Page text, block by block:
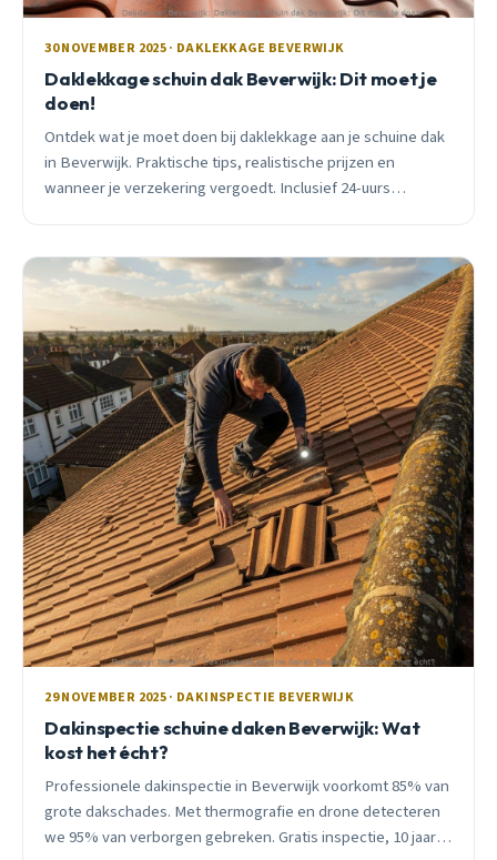
30 NOVEMBER 2025 · DAKLEKKAGE BEVERWIJK
Daklekkage schuin dak Beverwijk: Dit moet je
doen!
Ontdek wat je moet doen bij daklekkage aan je schuine dak
in Beverwijk. Praktische tips, realistische prijzen en
wanneer je verzekering vergoedt. Inclusief 24-uurs
29 NOVEMBER 2025 · DAKINSPECTIE BEVERWIJK
Dakinspectie schuine daken Beverwijk: Wat
kost het écht?
Professionele dakinspectie in Beverwijk voorkomt 85% van
grote dakschades. Met thermografie en drone detecteren
we 95% van verborgen gebreken. Gratis inspectie, 10 jaar